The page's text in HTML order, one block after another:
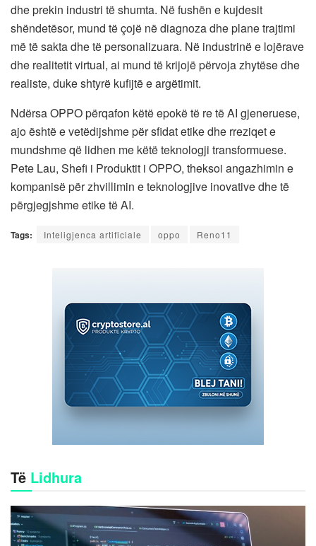
dhe prekin industri të shumta. Në fushën e kujdesit
shëndetësor, mund të çojë në diagnoza dhe plane trajtimi
më të sakta dhe të personalizuara. Në industrinë e lojërave
dhe realitetit virtual, ai mund të krijojë përvoja zhytëse dhe
realiste, duke shtyrë kufijtë e argëtimit.
Ndërsa OPPO përqafon këtë epokë të re të AI gjeneruese,
ajo është e vetëdijshme për sfidat etike dhe rreziqet e
mundshme që lidhen me këtë teknologji transformuese.
Pete Lau, Shefi i Produktit i OPPO, theksoi angazhimin e
kompanisë për zhvillimin e teknologjive inovative dhe të
përgjegjshme etike të AI.
Tags: Inteligjenca artificiale oppo Reno11
Të Lidhura